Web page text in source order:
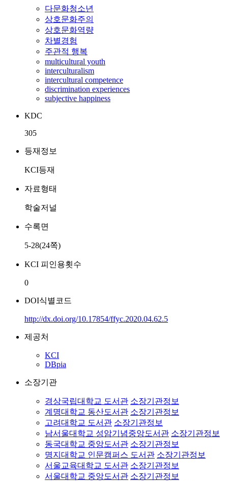
다문화청소년
상호문화주의
상호문화역량
차별경험
주관적 행복
multicultural youth
interculturalism
intercultural competence
discrimination experiences
subjective happiness
KDC
305
등재정보
KCI등재
자료형태
학술저널
수록면
5-28(24쪽)
KCI 피인용횟수
0
DOI식별코드
http://dx.doi.org/10.17854/ffyc.2020.04.62.5
제공처
KCI
DBpia
소장기관
경상국립대학교 도서관 소장기관정보
계명대학교 동산도서관 소장기관정보
고려대학교 도서관 소장기관정보
남서울대학교 성암기념중앙도서관 소장기관정보
동국대학교 중앙도서관 소장기관정보
명지대학교 인문캠퍼스 도서관 소장기관정보
서울교육대학교 도서관 소장기관정보
서울대학교 중앙도서관 소장기관정보